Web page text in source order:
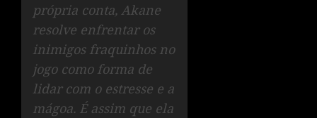
própria conta, Akane
resolve enfrentar os
inimigos fraquinhos no
jogo como forma de
lidar com o estresse e a
mágoa. É assim que ela